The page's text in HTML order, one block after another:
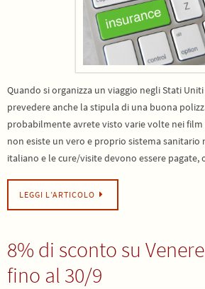
Quando si organizza un viaggio negli Stati
prevedere anche la stipula di una buona
probabilmente avrete visto varie volte nei film
non esiste un vero e proprio sistema sanitario
italiano e le cure/visite devono essere
LEGGI L’ARTICOLO
8% di sconto su
fino al 30/9